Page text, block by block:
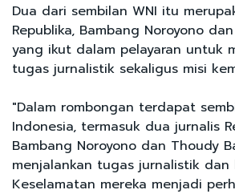
Dua dari sembilan WNI itu
Republika, Bambang Noroyono
yang ikut dalam pelayaran untuk
tugas jurnalistik sekaligus misi
"Dalam rombongan terdapat
Indonesia, termasuk dua jurnalis
Bambang Noroyono dan Thoudy
menjalankan tugas jurnalistik dan
Keselamatan mereka menjadi